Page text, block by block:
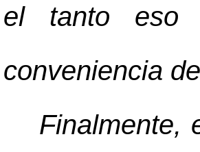
el tanto eso
conveniencia
Finalmente,